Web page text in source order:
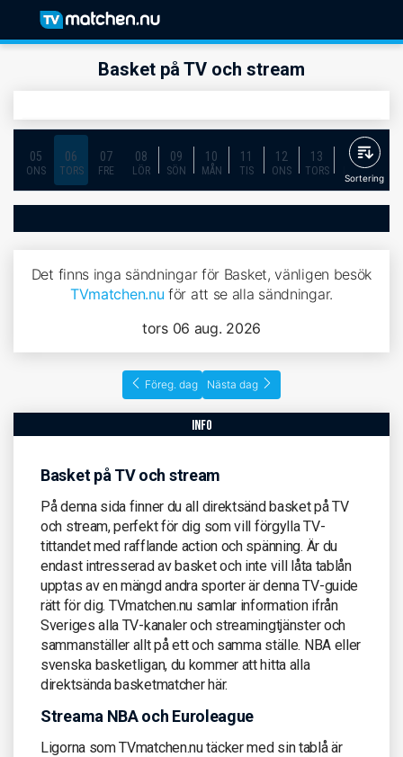
Basket på TV och stream
05
ONS
06
TORS
07
FRE
08
LÖR
09
SÖN
10
MÅN
11
TIS
12
ONS
13
TORS
14
FRE
Sortering
Det finns inga sändningar för Basket, vänligen besök
TVmatchen.nu för att se alla sändningar.
tors 06 aug. 2026
Föreg. dag Nästa dag
info
Basket på TV och stream
På denna sida finner du all direktsänd basket på TV
och stream, perfekt för dig som vill förgylla TV-
tittandet med rafflande action och spänning. Är du
endast intresserad av basket och inte vill låta tablån
upptas av en mängd andra sporter är denna TV-guide
rätt för dig. TVmatchen.nu samlar information ifrån
Sveriges alla TV-kanaler och streamingtjänster och
sammanställer allt på ett och samma ställe. NBA eller
svenska basketligan, du kommer att hitta alla
direktsända basketmatcher här.
Streama NBA och Euroleague
Ligorna som TVmatchen.nu täcker med sin tablå är